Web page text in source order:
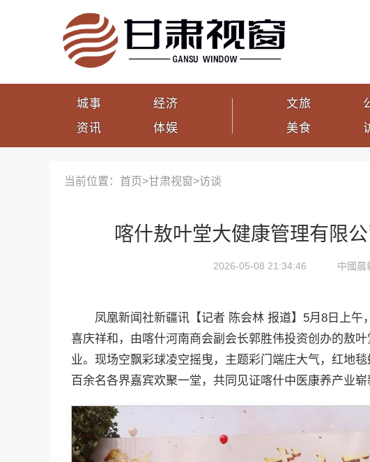
城事
资讯
经济
体娱
文旅
美食
当前位置：首页>甘肃视窗>访谈
喀什敖叶堂大健康管理有限
2026-05-08 21:34:46 中國晨
凤凰新闻社新疆讯【记者 陈会林 报道】5月8日上午
喜庆祥和，由喀什河南商会副会长郭胜伟投资创办的敖
业。现场空飘彩球凌空摇曳，主题彩门端庄大气，红地
百余名各界嘉宾欢聚一堂，共同见证喀什中医康养产业崭